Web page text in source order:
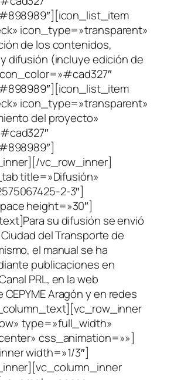
icon_type=»transparent»
de los contenidos,
difusión (incluye edición de
icon_type=»transparent»
del proyecto»
vc_row_inner]
title=»Difusión»
2-3″]
height=»30″]
su difusión se envió
del Transporte de
el manual se ha
publicaciones en
PRL, en la web
Aragón y en redes
type=»full_width»
css_animation=»»]
width=»1/3″]